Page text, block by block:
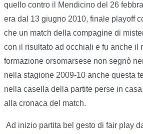
quello contro il Mendicino del 26
era dal 13 giugno 2010, finale playoff
che un match della compagine di
con il risultato ad occhiali e fu anche il
formazione orsomarsese non segnò
nella stagione 2009-10 anche questa
nella casella della partite perse in
alla cronaca del match.
Ad inizio partita bel gesto di fair play